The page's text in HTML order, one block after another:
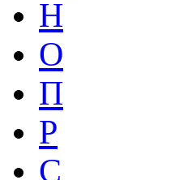
Н
О
П
Р
С